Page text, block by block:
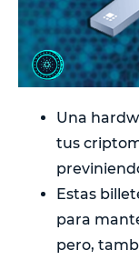
Una
tus
Estas
para
pero,